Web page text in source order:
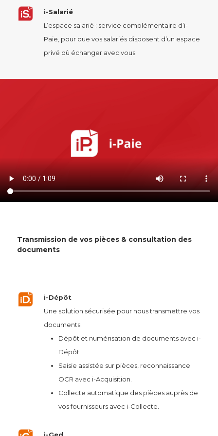
i-Salarié
L’espace salarié : service complémentaire d’i-
Paie, pour que vos salariés disposent d’un espace
privé où échanger avec vous.
Transmission de vos pièces & consultation des
documents
i-Dépôt
Une solution sécurisée pour nous transmettre vos
documents.
Dépôt et numérisation de documents avec i-
Dépôt.
Saisie assistée sur pièces, reconnaissance
OCR avec i-Acquisition.
Collecte automatique des pièces auprès de
vos fournisseurs avec i-Collecte.
i-Ged